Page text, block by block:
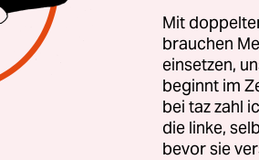
Freund, der ebenfalls
hingegen nicht vor.
klagte die
Mit
brauchen
einsetzen,
beginnt im
bei taz zahl
die linke,
bevor sie